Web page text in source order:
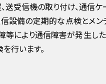
送受信機の取り付け、通信
設備の定期的な点検とメ
等により通信障害が発生し
行います。